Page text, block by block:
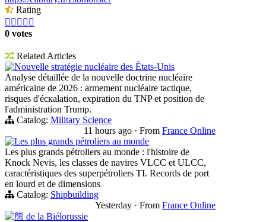
Rating
    
0 votes
Related Articles
Nouvelle stratégie nucléaire des États-Unis
Analyse détaillée de la nouvelle doctrine nucléaire
américaine de 2026 : armement nucléaire tactique,
risques d'éскаlation, expiration du TNP et position de
l'administration Trump.
Catalog: Military Science
11 hours ago · From France Online
Les plus grands pétroliers au monde
Les plus grands pétroliers au monde : l'histoire de
Knock Nevis, les classes de navires VLCC et ULCC,
caractéristiques des superpétroliers TI. Records de port
en lourd et de dimensions
Catalog: Shipbuilding
Yesterday · From France Online
熊 de la Biélorussie